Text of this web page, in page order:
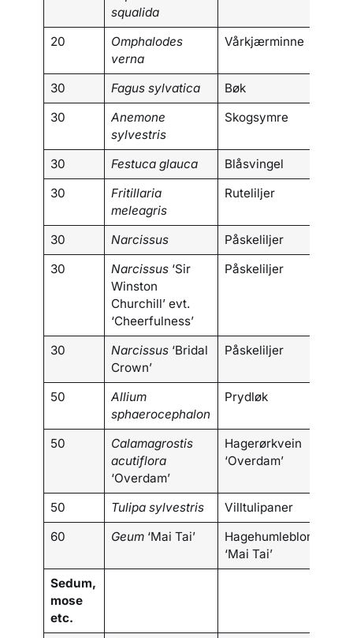
squalida
20
Omphalodes
verna
Vårkjærminne
30 Fagus sylvatica
Bøk
30
Anemone
sylvestris
Skogsymre
30 Festuca glauca
Blåsvingel
30
Fritillaria
meleagris
Ruteliljer
30 Narcissus
Påskeliljer
30
Narcissus ‘Sir
Winston
Churchill’ evt.
‘Cheerfulness’
Påskeliljer
30 Narcissus‘Bridal
Crown’
Påskeliljer
50
Allium
sphaerocephalon
Prydløk
50
Calamagrostis
acutiflora
‘Overdam’
Hagerørkvein
‘Overdam’
50 Tulipa sylvestris
Villtulipaner
60
Geum ‘Mai Tai’
Hagehumleblom
‘Mai Tai’
Sedum,
mose
etc.